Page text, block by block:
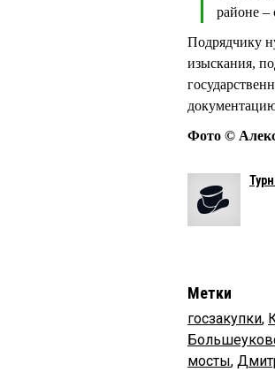
районе –
Подрядчику
изыскания,
Фото ©
Метки
госзакупки,
мосты,